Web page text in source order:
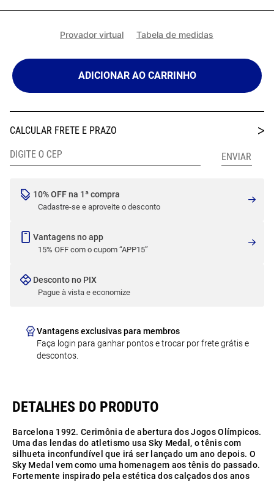
Provador virtual Tabela de medidas
ADICIONAR AO CARRINHO
10% OFF na 1ª compra
Cadastre-se e aproveite o desconto
Vantagens no app
15% OFF com o cupom “APP15”
Desconto no PIX
Pague à vista e economize
Vantagens exclusivas para membros
Faça login para ganhar pontos e trocar por frete grátis e
descontos.
Barcelona 1992. Cerimônia de abertura dos Jogos Olímpicos.
Uma das lendas do atletismo usa Sky Medal, o tênis com
silhueta inconfundível que irá ser lançado um ano depois. O
Sky Medal vem como uma homenagem aos tênis do passado.
Fortemente inspirado pela estética dos calçados dos anos